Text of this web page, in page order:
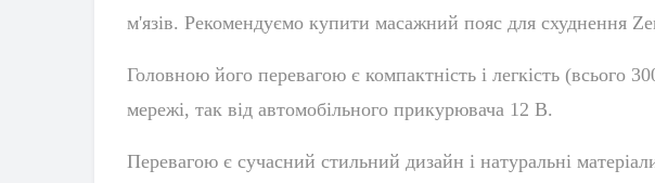
м'язів. Рекомендуємо купити масажний пояс для схуднення
Головною його перевагою є компактність і легкість (всього
мережі, так від автомобільного прикурювача 12 В.
Перевагою є сучасний стильний дизайн і натуральні